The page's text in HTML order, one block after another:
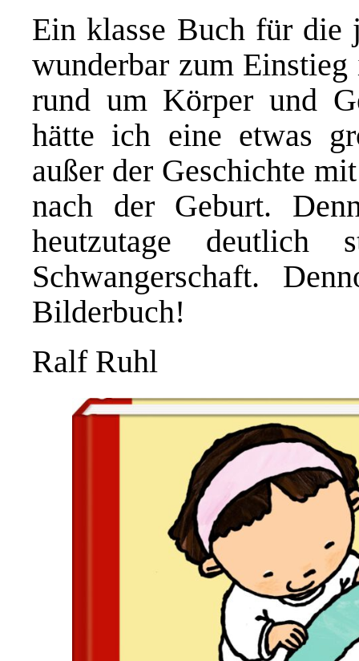
Ein klasse Buch für die
wunderbar zum
rund um Körper und
hätte ich eine etwas
außer der Geschichte
nach der Geburt.
heutzutage deutlich
Schwangerschaft.
Bilderbuch!
Ralf Ruhl